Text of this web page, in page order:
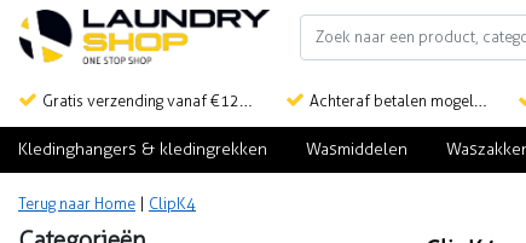
Gratis verzending vanaf €125,- Achteraf betalen mogelijk
Kledinghangers & kledingrekken Wasmiddelen
Terug naar Home ClipK4